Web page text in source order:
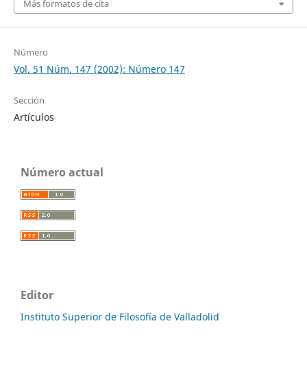
Más formatos de cita
Número
Vol. 51 Núm. 147 (2002): Número 147
Sección
Artículos
Número actual
Editor
Instituto Superior de Filosofía de Valladolid